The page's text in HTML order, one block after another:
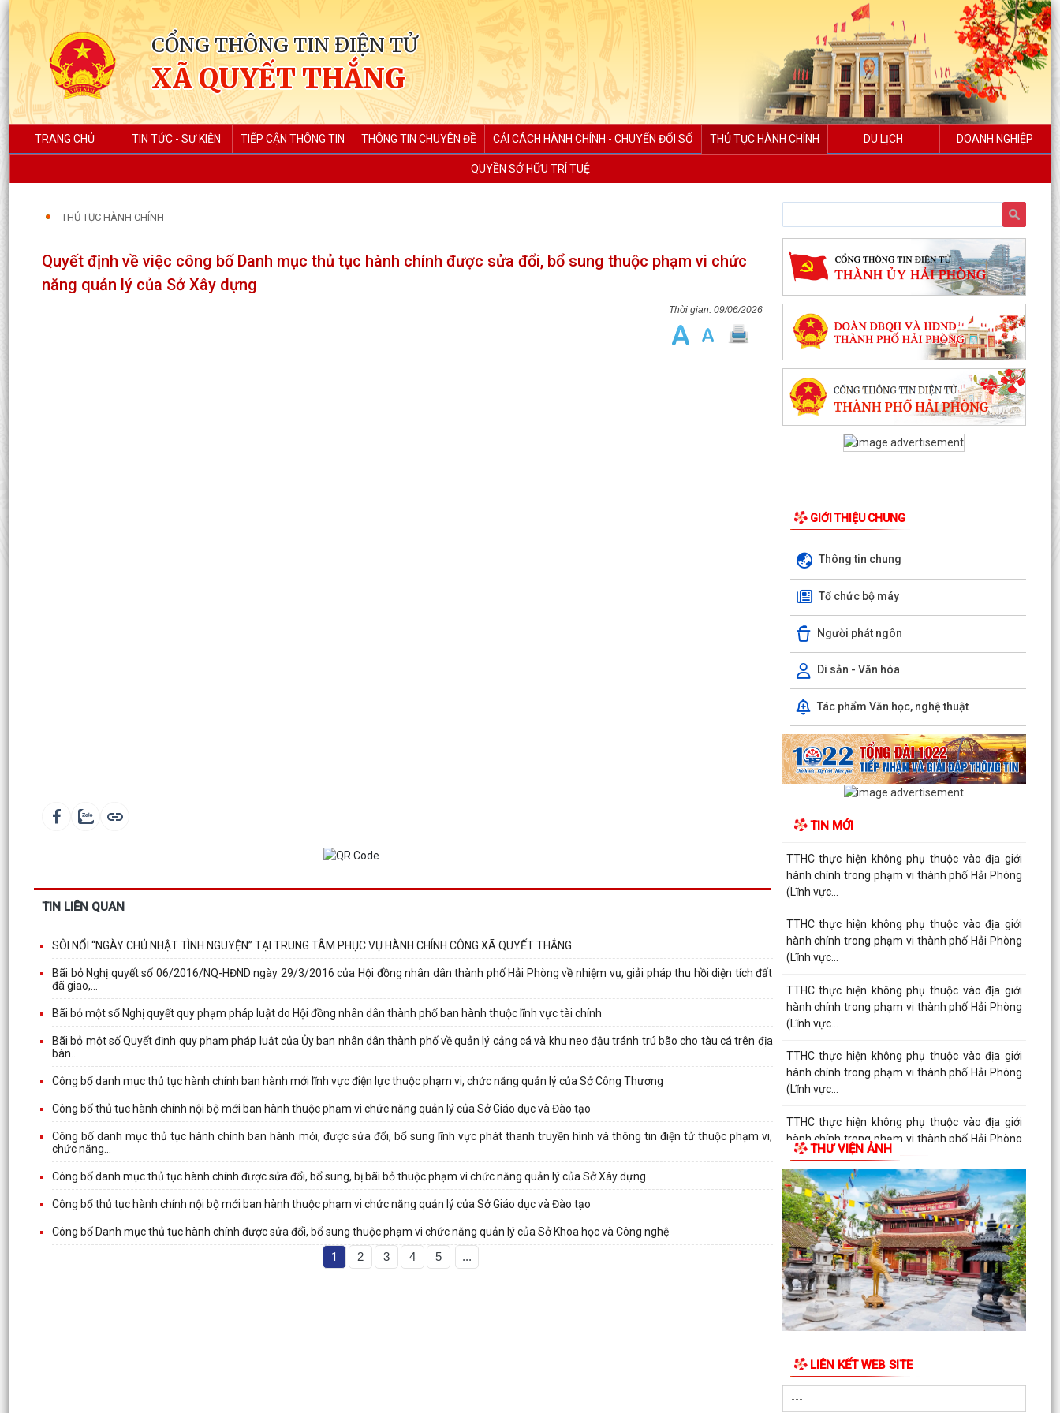
CỔNG THÔNG TIN ĐIỆN TỬ
XÃ QUYẾT THẮNG
TRANG CHỦ TIN TỨC - SỰ KIỆN TIẾP CẬN THÔNG TIN THÔNG TIN CHUYÊN ĐỀ CẢI CÁCH HÀNH CHÍNH - CHUYỂN ĐỔI SỐ THỦ TỤC HÀNH CHÍNH DU LỊCH DOANH NGHIỆP
QUYỀN SỞ HỮU TRÍ TUỆ
THỦ TỤC HÀNH CHÍNH
Quyết định về việc công bố Danh mục thủ tục hành chính được sửa đổi, bổ sung thuộc phạm vi chức
năng quản lý của Sở Xây dựng
09/06/2026
TIN LIÊN QUAN
SÔI NỔI “NGÀY CHỦ NHẬT TÌNH NGUYỆN” TẠI TRUNG TÂM PHỤC VỤ HÀNH CHÍNH CÔNG XÃ QUYẾT THẮNG
Bãi bỏ Nghị quyết số 06/2016/NQ-HĐND ngày 29/3/2016 của Hội đồng nhân dân thành phố Hải Phòng về nhiệm vụ, giải pháp thu hồi diện tích đất
đã giao,...
Bãi bỏ một số Nghị quyết quy phạm pháp luật do Hội đồng nhân dân thành phố ban hành thuộc lĩnh vực tài chính
Bãi bỏ một số Quyết định quy phạm pháp luật của Ủy ban nhân dân thành phố về quản lý cảng cá và khu neo đậu tránh trú bão cho tàu cá trên địa
bàn...
Công bố danh mục thủ tục hành chính ban hành mới lĩnh vực điện lực thuộc phạm vi, chức năng quản lý của Sở Công Thương
Công bố thủ tục hành chính nội bộ mới ban hành thuộc phạm vi chức năng quản lý của Sở Giáo dục và Đào tạo
Công bố danh mục thủ tục hành chính ban hành mới, được sửa đổi, bổ sung lĩnh vực phát thanh truyền hình và thông tin điện tử thuộc phạm vi,
chức năng...
Công bố danh mục thủ tục hành chính được sửa đổi, bổ sung, bị bãi bỏ thuộc phạm vi chức năng quản lý của Sở Xây dựng
Công bố thủ tục hành chính nội bộ mới ban hành thuộc phạm vi chức năng quản lý của Sở Giáo dục và Đào tạo
Công bố Danh mục thủ tục hành chính được sửa đổi, bổ sung thuộc phạm vi chức năng quản lý của Sở Khoa học và Công nghệ
1 2 3 4 5 ...
GIỚI THIỆU CHUNG
Thông tin chung
Tổ chức bộ máy
Người phát ngôn
Di sản - Văn hóa
Tác phẩm Văn học, nghệ thuật
TIN MỚI
HẠNH PHÚC” NĂM 2026 TẠI XÃ QUYẾT THẮNG
HỘI NGHỊ GIAO BAN UBND XÃ QUYẾT THẮNG:
THÁNG 7, TRIỂN KHAI...
Công bố thủ tục hành chính nội bộ được sửa đổi,
bổ sung thuộc phạm vi, chức năng quản lý của
TTHC thực hiện không phụ thuộc vào địa giới
hành chính trong phạm vi thành phố Hải Phòng
(Lĩnh vực...
TTHC thực hiện không phụ thuộc vào địa giới
(Lĩnh vực...
TTHC thực hiện không phụ thuộc vào địa giới
hành chính trong phạm vi thành phố Hải Phòng
(Lĩnh vực...
TTHC thực hiện không phụ thuộc vào địa giới
hành chính trong phạm vi thành phố Hải Phòng
(Lĩnh vực...
TTHC thực hiện không phụ thuộc vào địa giới
hành chính trong phạm vi thành phố Hải Phòng
(Lĩnh vực...
TTHC thực hiện không phụ thuộc vào địa giới
hành chính trong phạm vi thành phố Hải Phòng
(Lĩnh vực...
TTHC thực hiện không phụ thuộc vào địa giới
hành chính trong phạm vi thành phố Hải Phòng
(Lĩnh vực...
TTHC thực hiện không phụ thuộc vào địa giới
hành chính trong phạm vi thành phố Hải Phòng
(Lĩnh vực...
TTHC thực hiện không phụ thuộc vào địa giới
hành chính trong phạm vi thành phố Hải Phòng
(Lĩnh vực...
TTHC thực hiện không phụ thuộc vào địa giới
TTHC thực hiện không phụ thuộc vào địa giới
hành chính trong phạm vi thành phố Hải Phòng
THƯ VIỆN ẢNH
LIÊN KẾT WEB SITE